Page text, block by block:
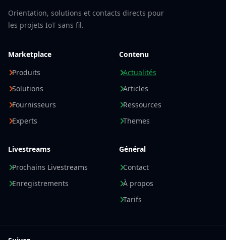
Orientation, solutions et contacts directs pour
les projets IoT sans fil.
Marketplace
Produits
Solutions
Fournisseurs
Experts
Contenu
Actualités
Articles
Ressources
Themes
Livestreams
Prochains Livestreams
Enregistrements
Général
Contact
À propos
Tarifs